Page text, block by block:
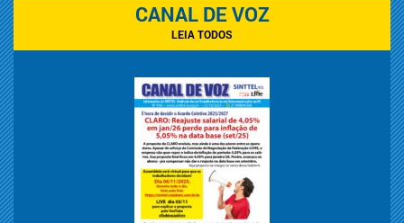
CANAL DE VOZ
LEIA TODOS